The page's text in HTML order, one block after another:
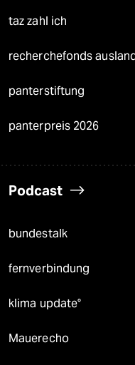
taz zahl ich
recherchefonds
panterstiftung
panterpreis 2026
Podcast
bundestalk
fernverbindung
klima update°
Mauerecho